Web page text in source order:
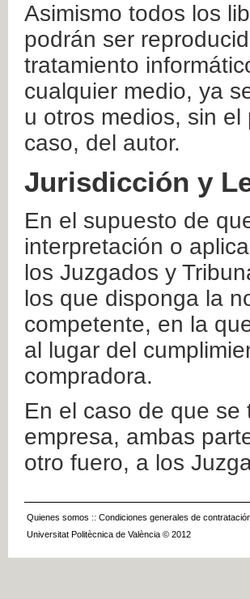
Asimismo todos los
podrán ser
tratamiento
cualquier medio, ya
u otros medios, sin
caso, del autor.
Jurisdicción y
En el supuesto de
interpretación o
los Juzgados y
los que disponga la
competente, en la
al lugar del
compradora.
En el caso de que
empresa, ambas
otro fuero, a los
Quienes somos :: Condiciones generales de
Universitat Politècnica de València © 2012